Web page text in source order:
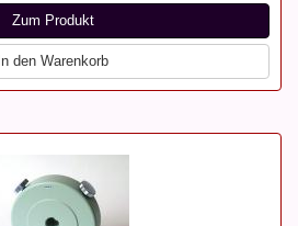
Zum Produkt
In den Warenkorb